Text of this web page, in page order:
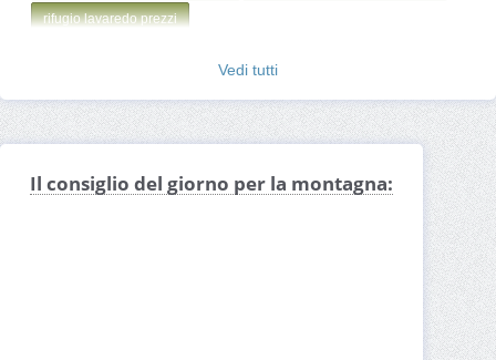
rifugio lavaredo prezzi
Vedi tutti
Il consiglio del giorno per la montagna: